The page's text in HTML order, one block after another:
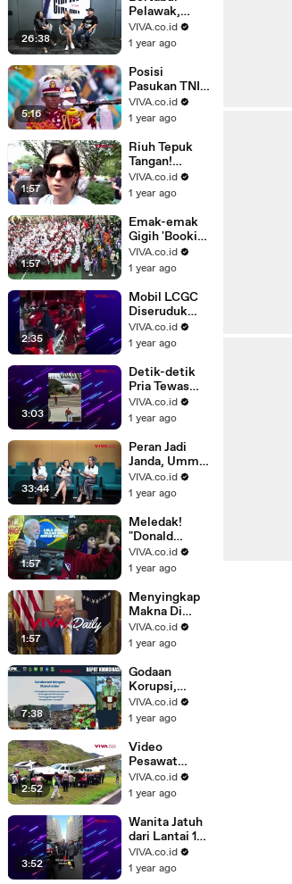
26:38
Pelawak,
Rachel
Oldham
Renaga
Tahier?
VIVA.co.id
1 year ago
5:16
Posisi
Pasukan TNI
Dalam
Pembuka
2025
VIVA.co.id
1 year ago
1:57
Riuh Tepuk
Tangan!
Gedung
Kemlu AS
Mata Buntut..
VIVA.co.id
1 year ago
1:57
Emak-emak
Gigih 'Booking
Kursi' Paling
Depan Bagi
VIVA.co.id
1 year ago
2:35
Mobil LCGC
Diseruduk
Damkar
Gegara
VIVA.co.id
1 year ago
3:03
Detik-detik
Pria Tewas
Tersedot ke
Mesin
Bandara
VIVA.co.id
1 year ago
33:44
Peran Jadi
Janda, Ummi
Quary Curhat
Tegar Usai
VIVA.co.id
1 year ago
1:57
Meledak!
"Donald
Trump"
Dibakar
Pedemo
VIVA.co.id
1 year ago
1:57
Menyingkap
Makna Di
Balik Foto
Trump Pakai
Superman
VIVA.co.id
1 year ago
7:38
Godaan
Korupsi,
Pramono
Anung selalu
Wajah Cucu
VIVA.co.id
1 year ago
2:52
Video
Pesawat
Pecah Ban
Saat
Bandara Mulia
Papua
VIVA.co.id
1 year ago
3:52
Wanita Jatuh
dari Lantai 19
Gegara Pria
Misterius
VIVA.co.id
1 year ago